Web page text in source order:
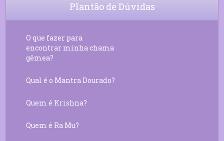
Plantão de Dúvidas
O que fazer para
encontrar minha chama
gêmea?
Qual é o Mantra Dourado?
Quem é Krishna?
Quem é Ra Mu?